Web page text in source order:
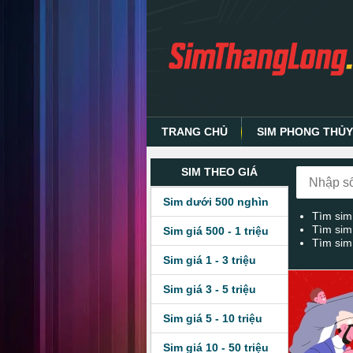
TRANG CHỦ SIM PHONG THỦY
SIM THEO GIÁ
Sim dưới 500 nghìn
Sim giá 500 - 1 triệu
Sim giá 1 - 3 triệu
Sim giá 3 - 5 triệu
Sim giá 5 - 10 triệu
Sim giá 10 - 50 triệu
Tìm
Tìm
Tìm